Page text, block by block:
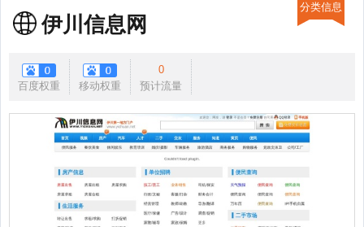
伊川信息网
百度权重 移动权重
0
预计流量
分类信息